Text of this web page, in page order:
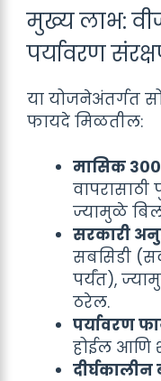
मुख्य लाभ:
पर्यावरण
या योजनेअंतर्गत
फायदे मिळतील:
मासिक
वापरासाठी
ज्यामुळे
सरकारी
सबसिडी
पर्यंत),
ठरेल.
पर्यावरण
होईल आणि